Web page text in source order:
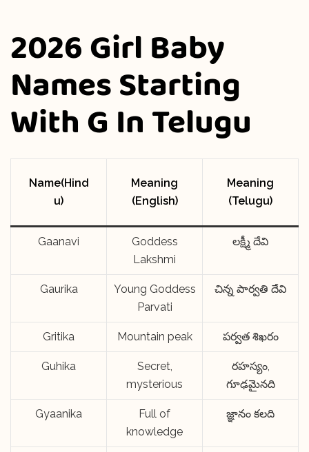
2026 Girl Baby
Names Starting
With G In Telugu
Name(Hind
u)
Meaning
(English)
Meaning
(Telugu)
Gaanavi
Goddess
Lakshmi
లక్ష్మీ దేవి
Gaurika
Young Goddess
Parvati
చిన్న పార్వతి దేవి
Gritika Mountain peak పర్వత శిఖరం
Guhika
Secret,
mysterious
రహస్యం,
గూఢమైనది
Gyaanika
Full of
knowledge
జ్ఞానం కలది